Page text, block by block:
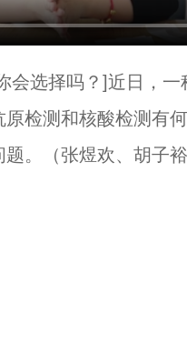
选择吗？]近日，
检测和核酸检测有
。（张煜欢、胡子